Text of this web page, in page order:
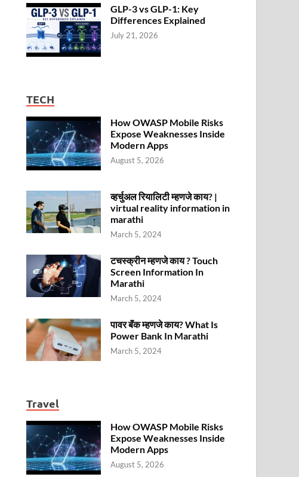
GLP-3 vs GLP-1: Key
Differences Explained
July 21, 2026
TECH
How OWASP Mobile Risks
Expose Weaknesses Inside
Modern Apps
August 5, 2026
व्हर्चुअल रियालिटी म्हणजे काय? |
virtual reality information in
marathi
March 5, 2024
टचस्क्रीन म्हणजे काय ? Touch
Screen Information In
Marathi
March 5, 2024
पावर बॅंक म्हणजे काय? What Is
Power Bank In Marathi
March 5, 2024
Travel
How OWASP Mobile Risks
Expose Weaknesses Inside
Modern Apps
August 5, 2026